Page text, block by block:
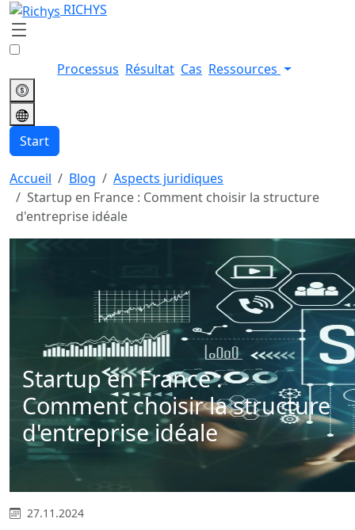
RICHYS
Processus Résultat Cas Ressources
Start
Accueil Blog
Aspects juridiques
Startup en France : Comment choisir la structure
d'entreprise idéale
Startup en France :
Comment choisir la structure
d'entreprise idéale
27.11.2024